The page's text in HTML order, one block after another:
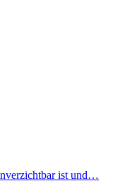
ist und…